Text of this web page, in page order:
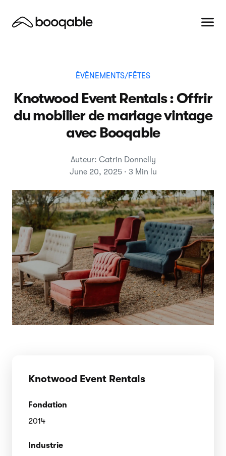
ÉVÉNEMENTS/FÊTES
Knotwood Event Rentals : Offrir
du mobilier de mariage vintage
avec Booqable
Auteur: Catrin Donnelly
June 20, 2025 · 3 Min lu
Knotwood Event Rentals
Fondation
2014
Industrie